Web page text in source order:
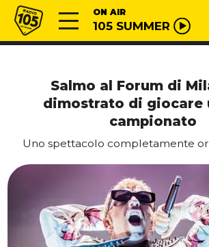
Vai al contenuto
Radio 105 ON AIR
105 SUMMER
Salmo al Forum di
dimostrato di giocare
campionato
Uno spettacolo completamente